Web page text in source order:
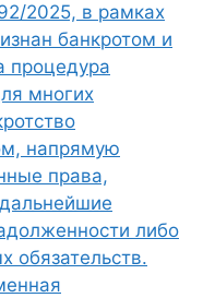
2025, в рамках
банкротом и
процедура
многих
напрямую
права,
либо
обязательств.